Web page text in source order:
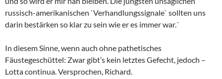
russisch-amerikanischen `Verhandlungssignale` sollten uns
darin bestärken so klar zu sein wie er es immer war.´
In diesem Sinne, wenn auch ohne pathetisches
Fäustegeschüttel: Zwar gibt’s kein letztes Gefecht, jedoch –
Lotta continua. Versprochen, Richard.